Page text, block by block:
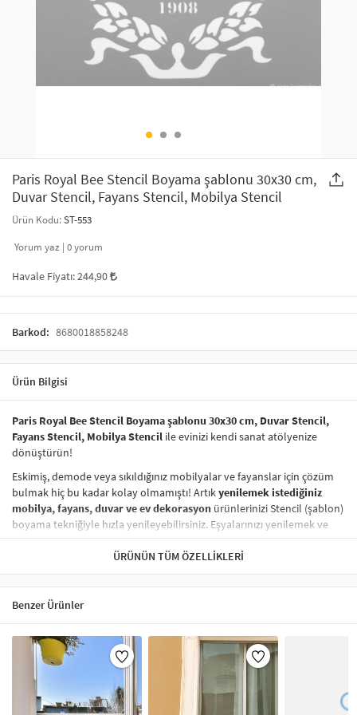
SAÇ AKSESUARLARI
GELİN / DÜĞÜN AKSESUARLARI
ŞAL VE FULAR
ODA KOKUSU VE MUM
YILBAŞI ÜRÜNLERİ
Paris Royal Bee Stencil Boyama şablonu 30x30 cm,
Duvar Stencil, Fayans Stencil, Mobilya Stencil
Ürün Kodu:ST-553
Yorum yaz | 0yorum
Havale Fiyatı:244,90
Barkod: 8680018858248
Ürün Bilgisi
Paris Royal Bee Stencil Boyama şablonu 30x30 cm, Duvar Stencil,
Fayans Stencil, Mobilya Stencil ile evinizi kendi sanat atölyenize
dönüştürün!
Eskimiş, demode veya sıkıldığınız mobilyalar ve fayanslar için çözüm
bulmak hiç bu kadar kolay olmamıştı! Artıkyenilemek istediğiniz
mobilya, fayans, duvar ve ev dekorasyon ürünlerinizi Stencil (şablon)
boyama tekniğiyle hızla yenileyebilirsiniz. Eşyalarınızı yenilemek ve
onlaramodern bir hava katmakhiç de pahalı ve zahmetli olmak
zorunda değil! Stencil şablonları, dilediğiniz her yüzeye pratik bir
şekildedesen uygulamanızısağlar ve mobilyalarınızın, duvarlarınızın,
kumaşlarınızın görünümünü anında değiştirebilir.
Çocuğunuzun dolabına, mutfak fayanslarına,
kumaşlara bile bant yardımıyla sabitleyip, istediğiniz renklerle
boyama yapabilirsiniz. Evinizi,
kişisel zevkinizle özelleştirebilir
boyama seti ile yaratıcı projeler gerçekleştirebilirsiniz.El işi ve ev
dekorasyonu
sevenler için stencil, kolayca uygulanabilecek eğlenceli
ve etkili bir aktivitedir.
ÜRÜNÜN TÜM ÖZELLIKLERI
Benzer Ürünler